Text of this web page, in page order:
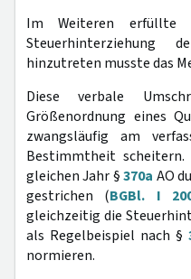
Im Weiteren erfüllte
Steuerhinterziehung
hinzutreten musste das
Diese verbale
Größenordnung eines
zwangsläufig am
Bestimmtheit
gleichen Jahr §370a AO
gestrichen (BGBl. I
gleichzeitig die
als Regelbeispiel nach §
normieren.